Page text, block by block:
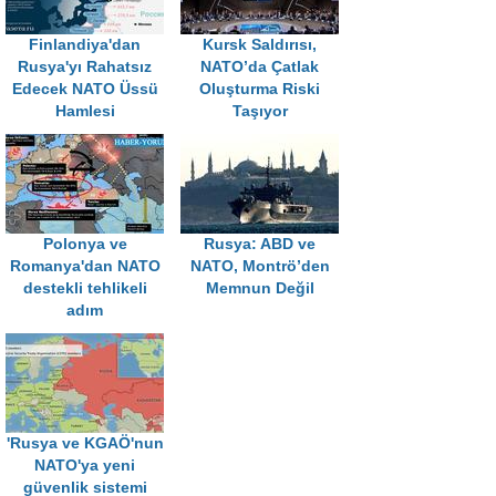
Finlandiya'dan
Rusya'yı Rahatsız
Edecek NATO Üssü
Hamlesi
Kursk Saldırısı,
NATO’da Çatlak
Oluşturma Riski
Taşıyor
Polonya ve
Romanya'dan NATO
destekli tehlikeli
adım
Rusya: ABD ve
NATO, Montrö’den
Memnun Değil
'Rusya ve KGAÖ'nun
NATO'ya yeni
güvenlik sistemi